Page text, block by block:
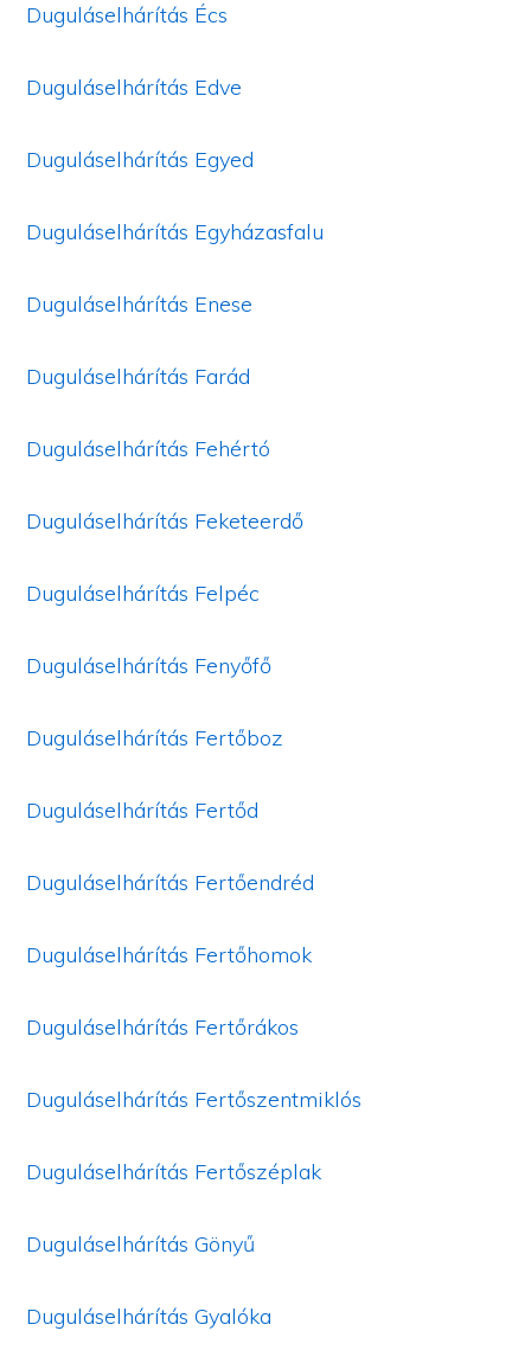
Duguláselhárítás Écs
Duguláselhárítás Edve
Duguláselhárítás Egyed
Duguláselhárítás Egyházasfalu
Duguláselhárítás Enese
Duguláselhárítás Farád
Duguláselhárítás Fehértó
Duguláselhárítás Feketeerdő
Duguláselhárítás Felpéc
Duguláselhárítás Fenyőfő
Duguláselhárítás Fertőboz
Duguláselhárítás Fertőd
Duguláselhárítás Fertőendréd
Duguláselhárítás Fertőhomok
Duguláselhárítás Fertőrákos
Duguláselhárítás Fertőszentmiklós
Duguláselhárítás Fertőszéplak
Duguláselhárítás Gönyű
Duguláselhárítás Gyalóka